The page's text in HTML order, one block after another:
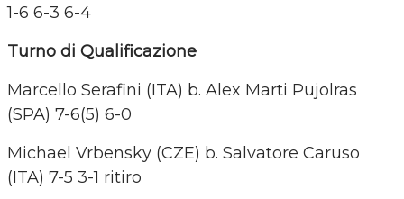
1-6 6-3 6-4
Turno di Qualificazione
Marcello Serafini (ITA) b. Alex Marti Pujolras
(SPA) 7-6(5) 6-0
Michael Vrbensky (CZE) b. Salvatore Caruso
(ITA) 7-5 3-1 ritiro